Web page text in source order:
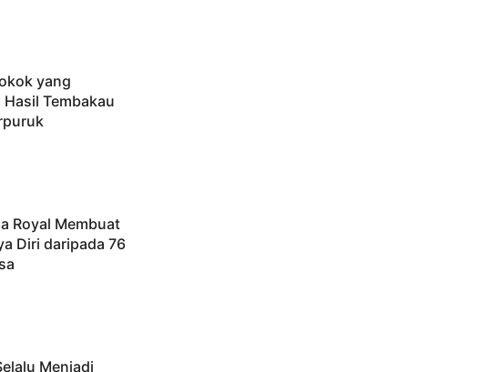
yang
Tembakau
Royal Membuat
Diri daripada 76
Menjadi